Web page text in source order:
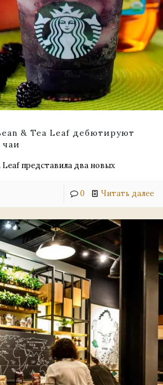
& Tea Leaf дебютируют
представила два новых
0 Читать далее